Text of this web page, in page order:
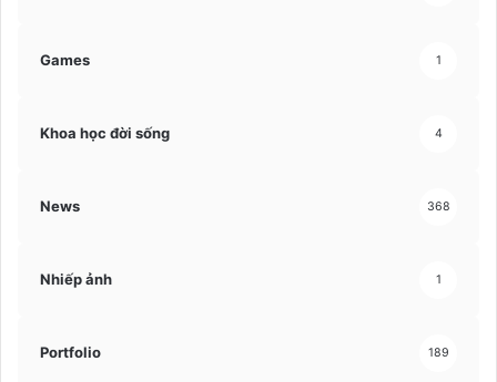
Games 1
Khoa học đời sống 4
News 368
Nhiếp ảnh 1
Portfolio 189